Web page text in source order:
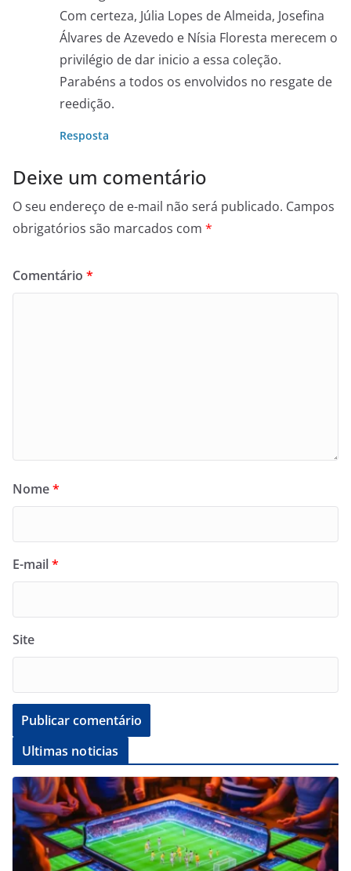
Com certeza, Júlia Lopes de Almeida, Josefina
Álvares de Azevedo e Nísia Floresta merecem o
privilégio de dar inicio a essa coleção.
Parabéns a todos os envolvidos no resgate de
reedição.
Resposta
Deixe um comentário
O seu endereço de e-mail não será publicado. Campos
obrigatórios são marcados com *
Comentário *
Nome*
E-mail*
Site
Ultimas noticias